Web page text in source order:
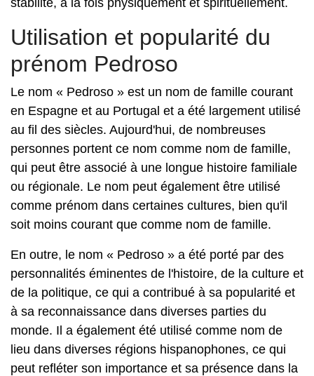
stabilité, à la fois physiquement et spirituellement.
Utilisation et popularité du
prénom Pedroso
Le nom « Pedroso » est un nom de famille courant
en Espagne et au Portugal et a été largement utilisé
au fil des siècles. Aujourd'hui, de nombreuses
personnes portent ce nom comme nom de famille,
qui peut être associé à une longue histoire familiale
ou régionale. Le nom peut également être utilisé
comme prénom dans certaines cultures, bien qu'il
soit moins courant que comme nom de famille.
En outre, le nom « Pedroso » a été porté par des
personnalités éminentes de l'histoire, de la culture et
de la politique, ce qui a contribué à sa popularité et
à sa reconnaissance dans diverses parties du
monde. Il a également été utilisé comme nom de
lieu dans diverses régions hispanophones, ce qui
peut refléter son importance et sa présence dans la